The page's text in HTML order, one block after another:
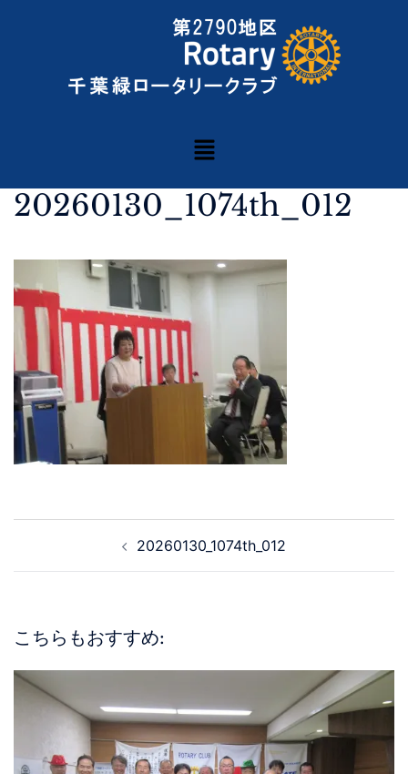
20260130_1074th_012
20260130_1074th_012
こちらもおすすめ: